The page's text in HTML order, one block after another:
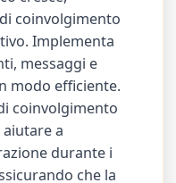
coinvolgimento
Implementa
messaggi e
modo efficiente.
coinvolgimento
a
durante i
che la